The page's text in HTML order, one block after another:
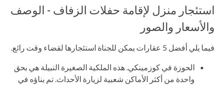
استئجار منزل لإقامة حفلات الزفاف - الوصف
والأسعار والصور
فيما يلي أفضل 5 عقارات يمكن للجناة استئجارها لقضاء وقت رائع.
الحوزة في كوزمينكي. هذه الملكية الصغيرة النبيلة هي بحق
واحدة من أكثر الأماكن شعبية لزيارة الأحداث. تم بناؤه في